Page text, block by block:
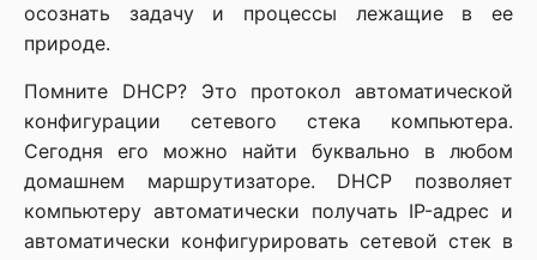
осознать задачу и процессы лежащие в ее
природе.
Помните DHCP? Это протокол автоматической
конфигурации сетевого стека компьютера.
Сегодня его можно найти буквально в любом
домашнем маршрутизаторе. DHCP позволяет
компьютеру автоматически получать IP-адрес и
автоматически конфигурировать сетевой стек в